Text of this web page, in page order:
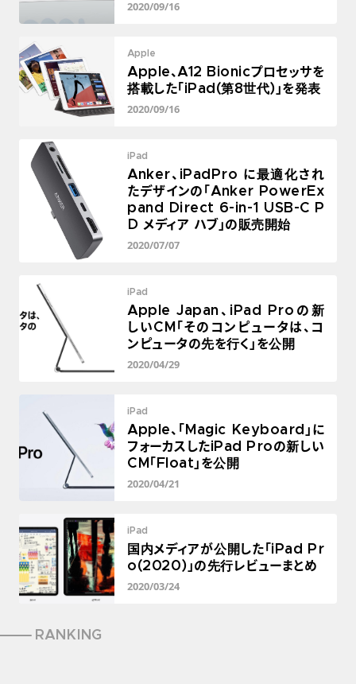
2020/09/16
Apple
Apple、A12 Bionicプロセッサを
搭載した「iPad(第8世代)」を発表
2020/09/16
iPad
Anker、iPadPro に最適化され
たデザインの「Anker PowerEx
pand Direct 6-in-1 USB-C P
D メディア ハブ」の販売開始
2020/07/07
iPad
Apple Japan、iPad Proの新
しいCM「そのコンピュータは、コ
ンピュータの先を行く」を公開
2020/04/29
iPad
Apple、「Magic Keyboard」に
フォーカスしたiPad Proの新しい
CM「Float」を公開
2020/04/21
iPad
国内メディアが公開した「iPad Pr
o(2020)」の先行レビューまとめ
2020/03/24
RANKING